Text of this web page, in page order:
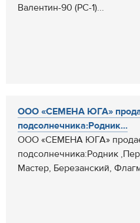
Валентин-90 (РС-1)...
ООО «СЕМЕНА ЮГА»
подсолнечника:Родник...
ООО «СЕМЕНА ЮГА»
подсолнечника:Родник
Мастер, Березанский,